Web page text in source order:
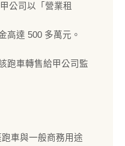
公司以「營業租
500 多萬元。
轉售給甲公司監
跑車與一般商務用途